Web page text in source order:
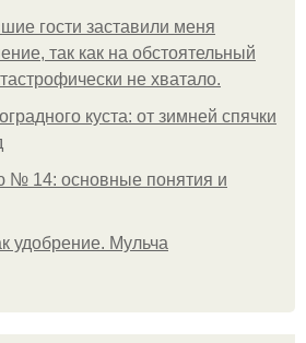
гости заставили меня
так как на обстоятельный
не хватало.
куста: от зимней спячки
№ 14: основные понятия и
удобрение. Мульча